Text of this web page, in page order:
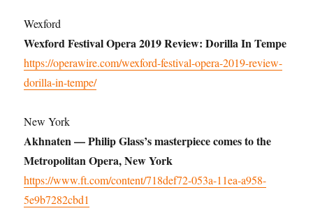
Wexford
Wexford Festival Opera 2019 Review: Dorilla In Tempe
https://operawire.com/wexford-festival-opera-2019-review-
dorilla-in-tempe/
New York
Akhnaten — Philip Glass’s masterpiece comes to the
Metropolitan Opera, New York
https://www.ft.com/content/718def72-053a-11ea-a958-
5e9b7282cbd1